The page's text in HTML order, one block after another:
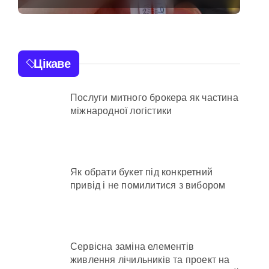
у розпліднику
на майже 9 млн грн
КМДА у витратах
прориву до Молдови
забудови під оренду
транспорту у Києві
найгарячішим
Цікаве
Послуги митного брокера як частина
міжнародної логістики
Як обрати букет під конкретний
привід і не помилитися з вибором
Сервісна заміна елементів
живлення лічильників та проект на